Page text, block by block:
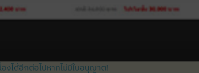
งได้อีกต่อไปหากไม่มีใบอนุญาต!